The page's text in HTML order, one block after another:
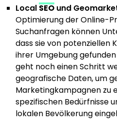
LocalSEO und
Optimierung der Online-
Suchanfragen können
dass sie von potenziellen
ihrer Umgebung
geht noch einen Schritt
geografische Daten, um
Marketingkampagnen zu
spezifischen Bedürfnisse
lokalen Bevölkerung